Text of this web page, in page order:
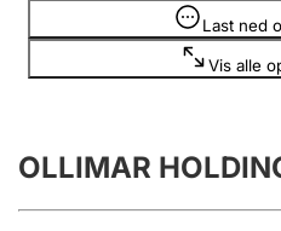
Innsending og
Last ned
Vis alle
Opplysninger er skjult
OLLIMAR